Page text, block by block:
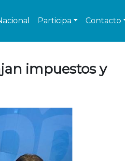
Participa Contacto
impuestos y